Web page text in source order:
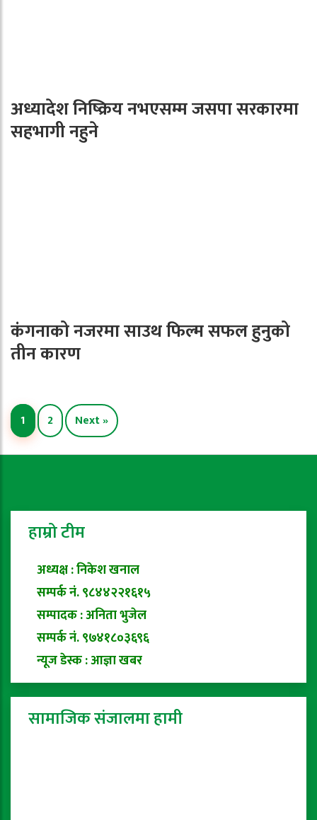
अध्यादेश निष्क्रिय नभएसम्म जसपा सरकारमा
सहभागी नहुने
कंगनाको नजरमा साउथ फिल्म सफल हुनुको
तीन कारण
1 2 Next »
हाम्रो टीम
अध्यक्ष : निकेश खनाल
सम्पर्क नं. ९८४४२२१६१५
सम्पादक : अनिता भुजेल
सम्पर्क नं. ९७४१८०३६९६
न्यूज डेस्क : आज्ञा खबर
सामाजिक संजालमा हामी